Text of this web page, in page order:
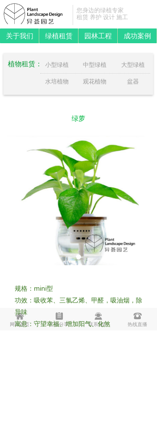
成功案例
园林工程
绿植租赁
关于我们
您身边的绿植专家
租赁 养护 设计 施工
植物租赁： 小型绿植 中型绿植
大型绿植
水培植物
观花植物 盆器
绿萝
规格：mini型
功效：吸收苯、三氯乙烯、甲醛，吸油烟，除
异味
寓意：守望幸福、增加阳气、化煞
낀
网站首页
뀳
艺荟分享
끤
联系我们
뀰
热线直播